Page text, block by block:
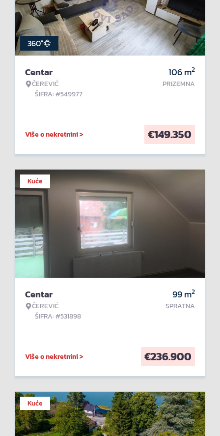
360°
Centar
ČEREVIĆ
ŠIFRA: #549977
106m2
PRIZEMNA
Više o nekretnini > €149.350
Kuće
Centar
ČEREVIĆ
ŠIFRA: #531898
99m2
SPRATNA
Više o nekretnini > €236.900
Kuće